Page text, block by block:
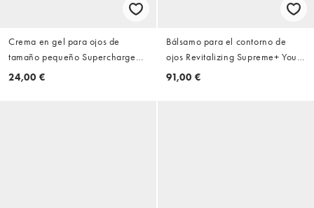
Crema en gel para ojos de
tamaño pequeño Supercharged
Advanced Night Repair de 5 ml
24,00 €
Bálsamo para el contorno de
ojos Revitalizing Supreme+ Youth
Power de 15 ml de Estée Lauder
91,00 €